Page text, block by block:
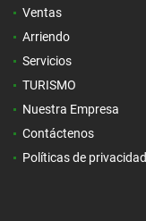
Ventas
Arriendo
Servicios
TURISMO
Nuestra Empresa
Contáctenos
Políticas de privacidad